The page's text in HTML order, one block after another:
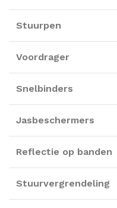
Stuurpen
Voordrager
Snelbinders
Jasbeschermers
Reflectie op banden
Stuurvergrendeling